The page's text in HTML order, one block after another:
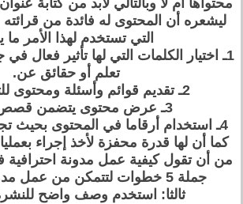
محتواها أم لا وبالتالي لابد من كتابة
ليشعره أن المحتوى له فائدة من
التي تستخدم لهذا الأمر ما
1ـ اختيار الكلمات التي لها تأثير فعال
تعلم أو حقائق عن.
2ـ تقديم قوائم وأسئلة ومحتوى للترشيحات.
3ـ عرض محتوى يتضمن قصص نجاح.
4ـ استخدام أرقاما في المحتوى بحيث
كما أن لها قدرة محفزة لأخذ إجراء
من أن تقول كيفية عمل مدونة احترافية
جملة 5 خطوات لتتمكن من عمل مدونة احترافية.
ثالثا: استخدم وصف واضح للنشرة